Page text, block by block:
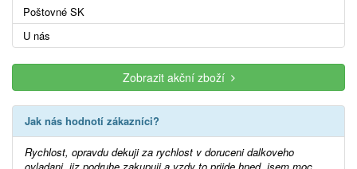
Poštovné SK
U nás
Zobrazit akční zboží
Jak nás hodnotí zákazníci?
Rychlost, opravdu dekuji za rychlost v doruceni dalkoveho